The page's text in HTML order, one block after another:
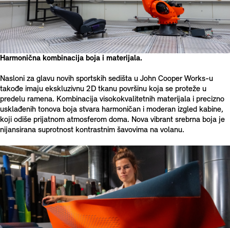
Harmonična kombinacija boja i materijala.
Nasloni za glavu novih sportskih sedišta u John Cooper Works-u
takođe imaju ekskluzivnu 2D tkanu površinu koja se proteže u
predelu ramena. Kombinacija visokokvalitetnih materijala i precizno
usklađenih tonova boja stvara harmoničan i moderan izgled kabine,
koji odiše prijatnom atmosferom doma. Nova vibrant srebrna boja je
nijansirana suprotnost kontrastnim šavovima na volanu.